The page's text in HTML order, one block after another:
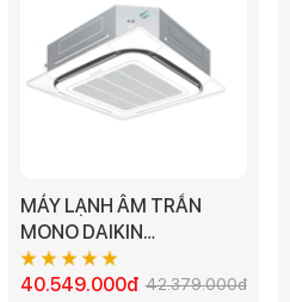
MÁY LẠNH ÂM TRẦN
MONO DAIKIN
FCC140AV1V - 5.5HP 3
PHA
40.549.000đ 42.379.000đ